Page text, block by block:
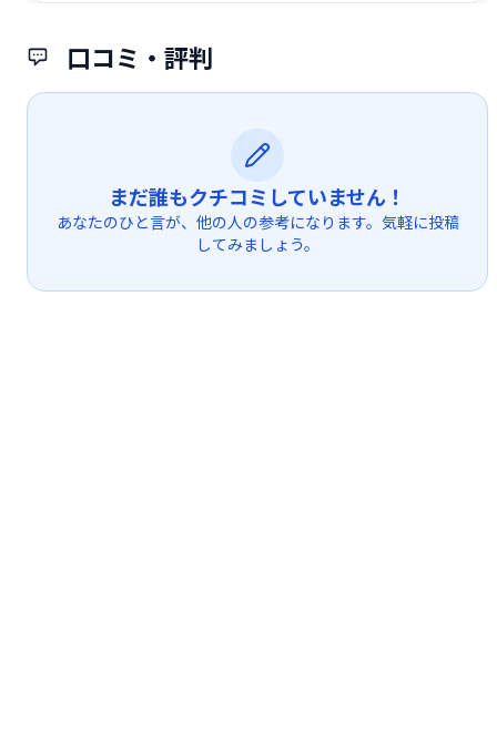
口コミ・評判
まだ誰もクチコミしていません！
あなたのひと言が、他の人の参考になります。気軽に投稿
してみましょう。